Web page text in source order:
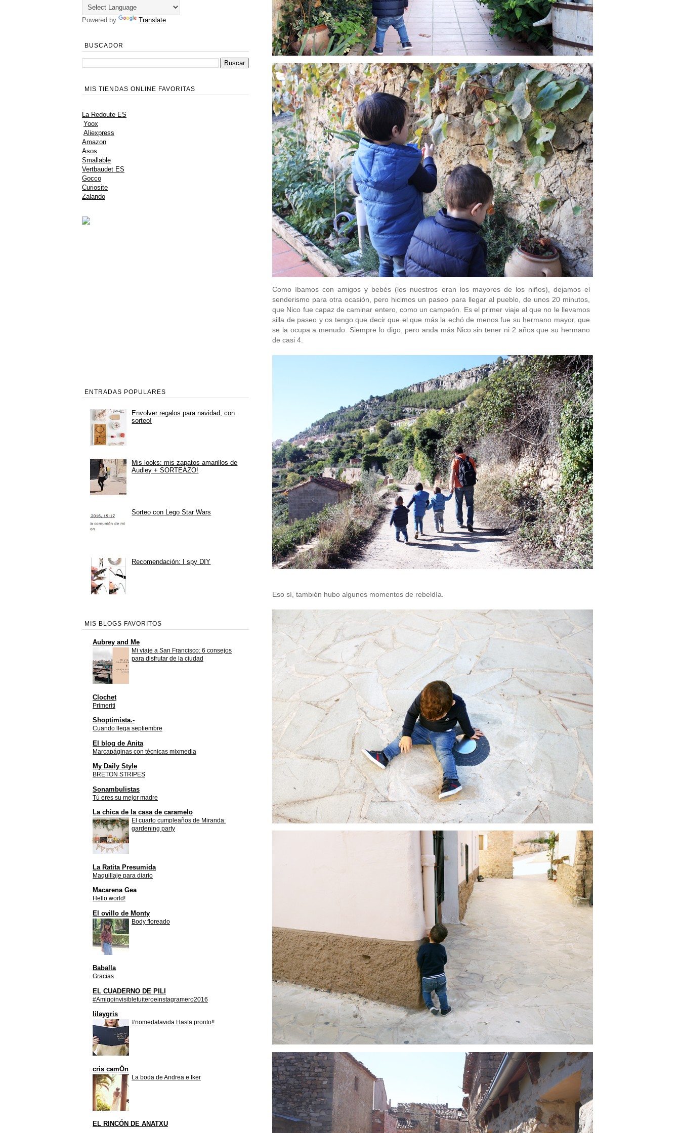
Como íbamos con amigos y bebés (los nuestros eran los mayores de los niños), dejamos el
senderismo para otra ocasión, pero hicimos un paseo para llegar al pueblo, de unos 20 minutos,
que Nico fue capaz de caminar entero, como un campeón. Es el primer viaje al que no le llevamos
silla de paseo y os tengo que decir que el que más la echó de menos fue su hermano mayor, que
se la ocupa a menudo. Siempre lo digo, pero anda más Nico sin tener ni 2 años que su hermano
de casi 4.
Eso sí, también hubo algunos momentos de rebeldía.
Powered by Translate
BUSCADOR
MIS TIENDAS ONLINE FAVORITAS
La Redoute ES
Yoox
Aliexpress
Amazon
Asos
Smallable
Vertbaudet ES
Gocco
Curiosite
Zalando
ENTRADAS POPULARES
Envolver regalos para navidad, con
sorteo!
Mis looks: mis zapatos amarillos de
Audley + SORTEAZO!
Sorteo con Lego Star Wars
Recomendación: I spy DIY
MIS BLOGS FAVORITOS
Aubrey and Me
Mi viaje a San Francisco: 6 consejos
para disfrutar de la ciudad
Clochet
Primeriti
Shoptimista.-
Cuando llega septiembre
El blog de Anita
Marcapáginas con técnicas mixmedia
My Daily Style
BRETON STRIPES
Sonambulistas
Tú eres su mejor madre
La chica de la casa de caramelo
El cuarto cumpleaños de Miranda:
gardening party
La Ratita Presumida
Maquillaje para diario
Macarena Gea
Hello world!
El ovillo de Monty
Body floreado
Baballa
Gracias
EL CUADERNO DE PILI
#Amigoinvisibletuiteroeinstagramero2016
lilaygris
#nomedalavida Hasta pronto!!
cris camÓn
La boda de Andrea e Iker
EL RINCÓN DE ANATXU